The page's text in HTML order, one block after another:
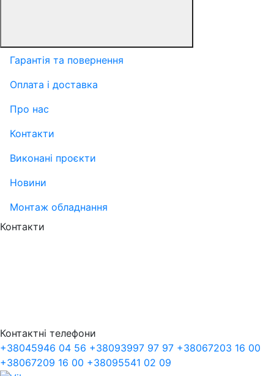
Гарантія та повернення
Оплата і доставка
Про нас
Контакти
Виконані проєкти
Новини
Монтаж обладнання
Контакти
Контактні телефони
+38045946 04 56 +38093997 97 97 +38067203 16 00
+38067209 16 00 +38095541 02 09